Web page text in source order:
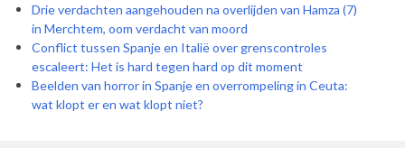
Drie verdachten aangehouden na overlijden van Hamza (7)
in Merchtem, oom verdacht van moord
Conflict tussen Spanje en Italië over grenscontroles
escaleert: Het is hard tegen hard op dit moment
Beelden van horror in Spanje en overrompeling in Ceuta:
wat klopt er en wat klopt niet?